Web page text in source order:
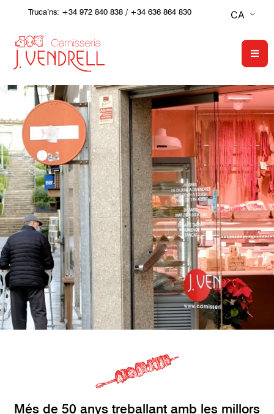
Truca’ns: +34 972 840 838/ +34 636 864 830 CA
Més de 50 anys treballant amb les millors